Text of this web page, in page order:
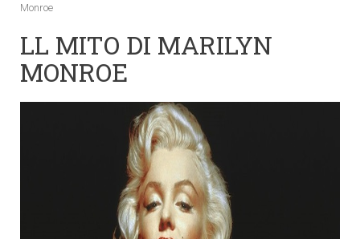
Monroe
LL MITO DI MARILYN
MONROE